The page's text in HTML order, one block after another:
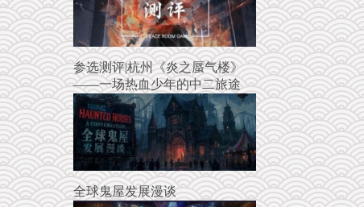
参选测评|杭州《炎之蜃气楼》
——一场热血少年的中二旅途
全球鬼屋发展漫谈